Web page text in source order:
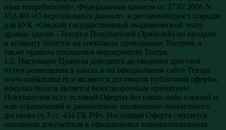
прав потребителей», Федеральным законом от 27.07.2006 N
152-ФЗ «О персональных данных» и регламентируют порядок
для БУК «Омский государственный академический театр
драмы» (далее - Театр) и Покупателей (Зрителей) по продаже
и возврату билетов на спектакли проводимые Театром, а
также правила посещения мероприятий Театра.
1.2. Настоящие Правила доводятся до сведения зрителей
путем размещения в кассах и на официальном сайте Театра
www.omskdrama.ru и являются договором публичной оферты,
покупка билета является безоговорочным принятием
Покупателем всех условий Оферты без каких-либо изъятий и/
или ограничений и равносильно заключению письменного
договора (ч.3 ст. 434 ГК РФ). Настоящая Оферта считается
основным документом в официальных взаимоотношениях